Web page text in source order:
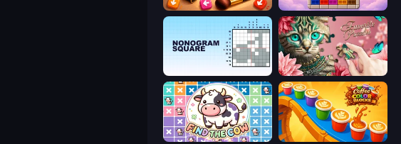
Tap Gallery Color Cube Puzzle
Favorite Puzzles
Find The Cow Coffee Color Blocks